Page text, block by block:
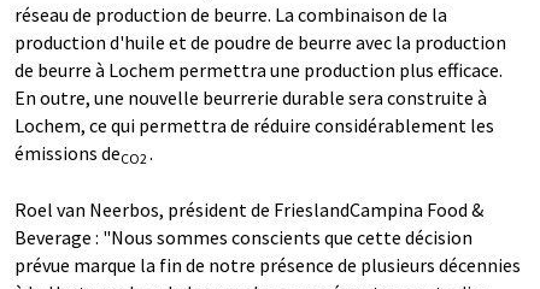
réseau de production de beurre. La combinaison de la
production d'huile et de poudre de beurre avec la production
de beurre à Lochem permettra une production plus efficace.
En outre, une nouvelle beurrerie durable sera construite à
Lochem, ce qui permettra de réduire considérablement les
émissions deCO2 .
Roel van Neerbos, président de FrieslandCampina Food &
Beverage : "Nous sommes conscients que cette décision
prévue marque la fin de notre présence de plusieurs décennies